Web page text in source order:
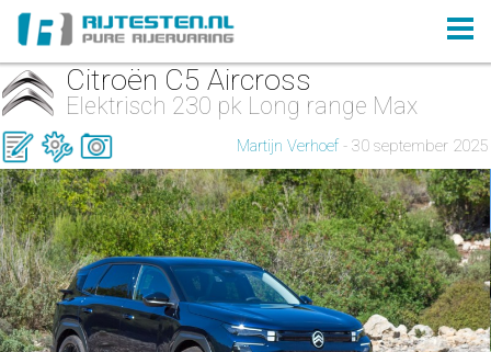
Citroën C5 Aircross
Elektrisch 230 pk Long range Max
Martijn Verhoef - 30 september 2025